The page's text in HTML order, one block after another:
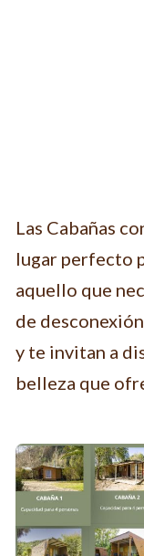
Las Cabañas
lugar perfecto
aquello que
de
y te invitan a
belleza que